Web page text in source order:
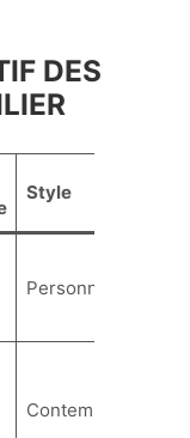
DES
Style
Personnalisé
Contemporain